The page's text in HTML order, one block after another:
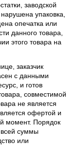
заводской
упаковка,
опечатка или
данного товара,
этого товара на
заказчик
с данными
и готов
совместимой
не является
офертой и
момент. Порядок
всей суммы
или